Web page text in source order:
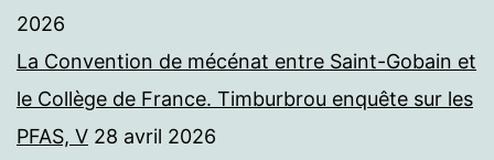
2026
La Convention de mécénat entre Saint-Gobain et
le Collège de France. Timburbrou enquête sur les
PFAS, V 28 avril 2026